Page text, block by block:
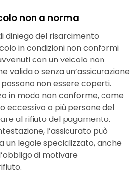
non a norma
diniego del risarcimento
in condizioni non conformi
con un veicolo non
valida o senza un’assicurazione
non essere coperti.
in modo non conforme, come
eccessivo o più persone del
al rifiuto del pagamento.
l’assicurato può
un legale specializzato, anche
di motivare